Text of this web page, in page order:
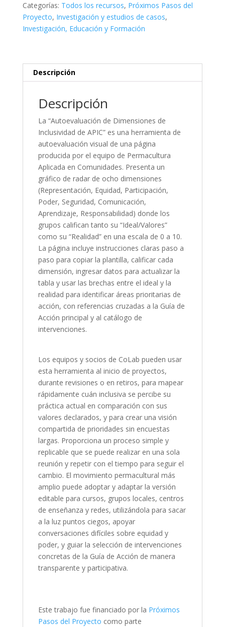
Assessment
cantidad
Categorías: Todos los recursos, Próximos Pasos del
Proyecto, Investigación y estudios de casos,
Investigación, Educación y Formación
Descripción
Descripción
La “Autoevaluación de Dimensiones de
Inclusividad de APIC” es una herramienta de
autoevaluación visual de una página
producida por el equipo de Permacultura
Aplicada en Comunidades. Presenta un
gráfico de radar de ocho dimensiones
(Representación, Equidad, Participación,
Poder, Seguridad, Comunicación,
Aprendizaje, Responsabilidad) donde los
grupos califican tanto su “Ideal/Valores”
como su “Realidad” en una escala de 0 a 10.
La página incluye instrucciones claras paso a
paso para copiar la plantilla, calificar cada
dimensión, ingresar datos para actualizar la
tabla y usar las brechas entre el ideal y la
realidad para identificar áreas prioritarias de
acción, con referencias cruzadas a la Guía de
Acción principal y al catálogo de
intervenciones.
Los equipos y socios de CoLab pueden usar
esta herramienta al inicio de proyectos,
durante revisiones o en retiros, para mapear
rápidamente cuán inclusiva se percibe su
práctica actual en comparación con sus
valores declarados, y para crear una visión
compartida de prioridades sin encuestas
largas. Proporciona un proceso simple y
replicable que se puede realizar en una sola
reunión y repetir con el tiempo para seguir el
cambio. El movimiento permacultural más
amplio puede adoptar y adaptar la versión
editable para cursos, grupos locales, centros
de enseñanza y redes, utilizándola para sacar
a la luz puntos ciegos, apoyar
conversaciones difíciles sobre equidad y
poder, y guiar la selección de intervenciones
concretas de la Guía de Acción de manera
transparente y participativa.
Este trabajo fue financiado por la Próximos
Pasos del Proyecto como parte